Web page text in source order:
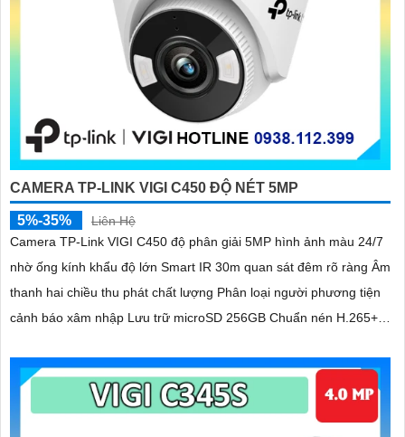
CAMERA TP-LINK VIGI C450 ĐỘ NÉT 5MP
5%-35%
Liên Hệ
Camera TP-Link VIGI C450 độ phân giải 5MP hình ảnh màu 24/7
nhờ ống kính khẩu độ lớn Smart IR 30m quan sát đêm rõ ràng Âm
thanh hai chiều thu phát chất lượng Phân loại người phương tiện
cảnh báo xâm nhập Lưu trữ microSD 256GB Chuẩn nén H.265+